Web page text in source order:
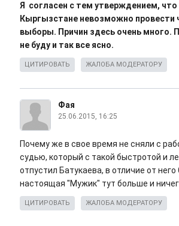
Я согласен с тем утверждением, что
Кыргызстане невозможно провести
выборы. Причин здесь очень много.
не буду и так все ясно.
ЦИТИРОВАТЬ ЖАЛОБА МОДЕРАТОРУ
Фая
25.06.2015, 16:25
Почему же в свое время не сняли с
судью, который с такой быстротой и
отпустил Батукаева, в отличие от
настоящая "Мужик" тут больше и
ЦИТИРОВАТЬ ЖАЛОБА МОДЕРАТОРУ